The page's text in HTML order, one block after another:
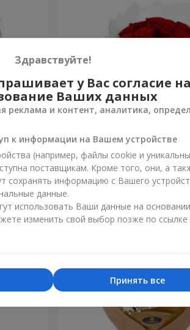
Монобукет из 11 красных
1 249 грн
Здравствуйте!
у Вас согласие на
Ваших данных
реклама и контент, аналитика,
к информации на Вашем устройстве
(например, файлы cookie и
поставщикам. Кроме того, они, а
сохранять информацию с Вашего
данные.
использовать Ваши данные на основании
изменить свой выбор позже по ссылке
Принять все